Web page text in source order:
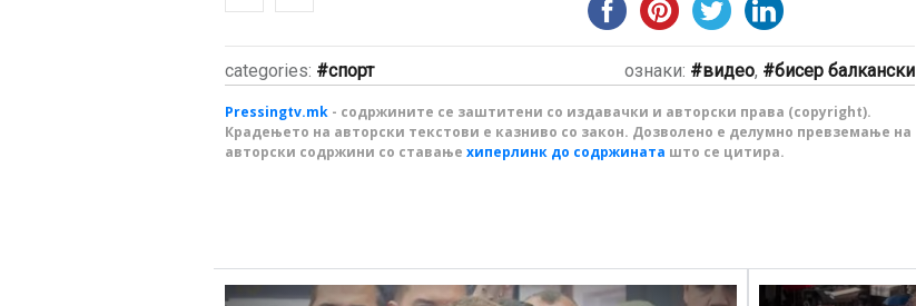
categories: спорт ознаки: видео, бисер балкански
Pressingtv.mk - содржините се заштитени со издавачки и авторски права (copyright).
Крадењето на авторски текстови е казниво со закон. Дозволено е делумно превземање на
авторски содржини со ставање хиперлинк до содржината што се цитира.